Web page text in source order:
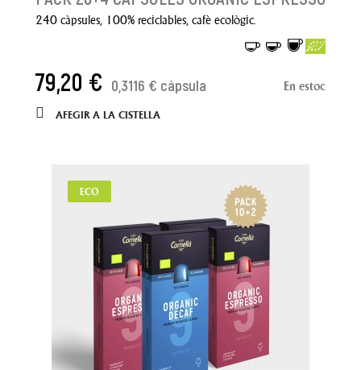
240 càpsules, 100% reciclables, cafè ecològic.
79,20 € 0,3116 € càpsula En estoc
AFEGIR A LA CISTELLA
ECO